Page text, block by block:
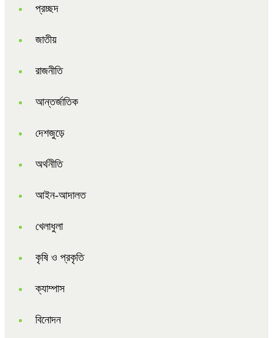
প্রচ্ছদ
জাতীয়
রাজনীতি
আন্তর্জাতিক
দেশজুড়ে
অর্থনীতি
আইন-আদালত
খেলাধুলা
কৃষি ও প্রকৃতি
ক্যাম্পাস
বিনোদন